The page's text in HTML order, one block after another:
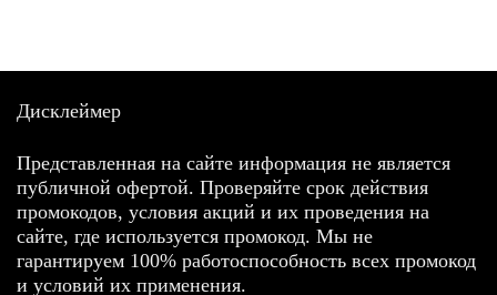
Дисклеймер
Представленная на сайте информация не является
публичной офертой. Проверяйте срок действия
промокодов, условия акций и их проведения на
сайте, где используется промокод. Мы не
гарантируем 100% работоспособность всех промокод
и условий их применения.